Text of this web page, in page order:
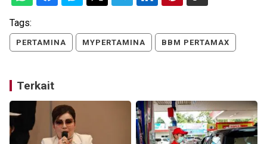
Tags:
PERTAMINA MYPERTAMINA BBM PERTAMAX
Terkait